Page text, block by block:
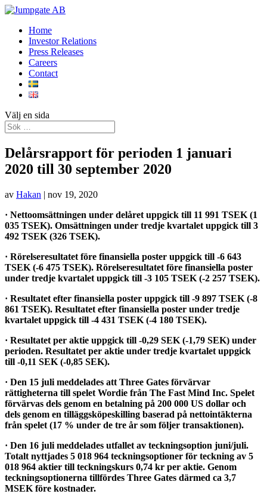
Home
Investor Relations
Press Releases
Careers
Contact
Välj en sida
Delårsrapport för perioden 1 januari
2020 till 30 september 2020
av Hakan | nov 19, 2020
· Nettoomsättningen under delåret uppgick till 11 991 TSEK (1
035 TSEK). Omsättningen under tredje kvartalet uppgick till 3
492 TSEK (326 TSEK).
· Rörelseresultatet före finansiella poster uppgick till -6 643
TSEK (-6 475 TSEK). Rörelseresultatet före finansiella poster
under tredje kvartalet uppgick till -3 105 TSEK (-2 257 TSEK).
· Resultatet efter finansiella poster uppgick till -9 897 TSEK (-8
861 TSEK). Resultatet efter finansiella poster under tredje
kvartalet uppgick till -4 431 TSEK (-4 180 TSEK).
· Resultatet per aktie uppgick till -0,29 SEK (-1,79 SEK) under
perioden. Resultatet per aktie under tredje kvartalet uppgick
till -0,11 SEK (-0,85 SEK).
· Den 15 juli meddelades att Three Gates förvärvar
rättigheterna till spelet Wordie från The Fast Mind Inc. Spelet
förvärvas dels genom en betalning på 200 000 US dollar och
dels genom en tilläggsköpeskilling baserad på nettointäkterna
från spelet (17 % under de tre år som följer transaktionen).
· Den 16 juli meddelades utfallet av teckningsoption juni/juli.
Totalt nyttjades 5 018 964 teckningsoptioner för teckning av 5
018 964 aktier till teckningskurs 0,74 kr per aktie. Genom
teckningsoptionerna tillfördes Three Gates därmed ca 3,7
MSEK före kostnader.